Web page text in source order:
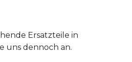
Ersatzteile in
uns dennoch an.